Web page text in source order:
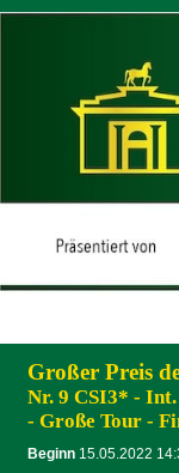
Großer Preis
Nr. 9 CSI3* -
- Große Tour -
Beginn 15.05.2022